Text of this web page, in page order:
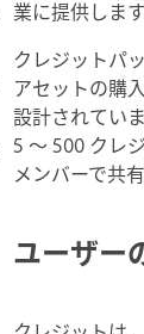
業に提供しま
クレジットパ
アセットの購
設計されてい
5 ～ 500 クレ
メンバーで共
ユーザー